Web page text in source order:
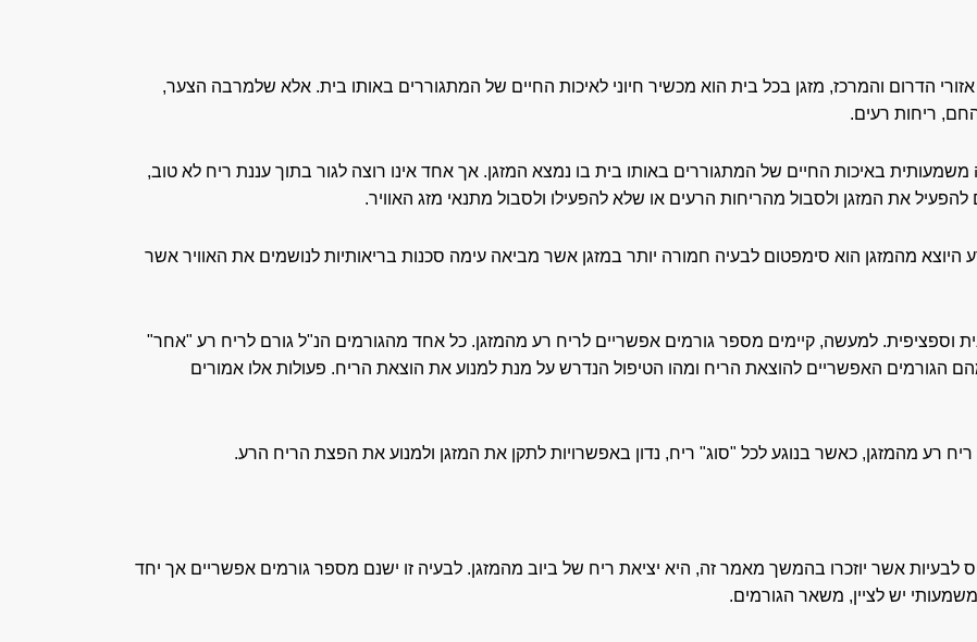
הדרום והמרכז, מזגן בכל בית הוא מכשיר חיוני לאיכות החיים של המתגוררים באותו בית. אלא שלמרבה הצער,
ריחות רעים.
משמעותית באיכות החיים של המתגוררים באותו בית בו נמצא המזגן. אך אחד אינו רוצה לגור בתוך עננת ריח לא טוב,
את המזגן ולסבול מהריחות הרעים או שלא להפעילו ולסבול מתנאי מזג האוויר.
היוצא מהמזגן הוא סימפטום לבעיה חמורה יותר במזגן אשר מביאה עימה סכנות בריאותיות לנושמים את האוויר אשר
וספציפית. למעשה, קיימים מספר גורמים אפשריים לריח רע מהמזגן. כל אחד מהגורמים הנ"ל גורם לריח רע "אחר"
הגורמים האפשריים להוצאת הריח ומהו הטיפול הנדרש על מנת למנוע את הוצאת הריח. פעולות אלו אמורים
רע מהמזגן, כאשר בנוגע לכל "סוג" ריח, נדון באפשרויות לתקן את המזגן ולמנוע את הפצת הריח הרע.
אשר יוזכרו בהמשך מאמר זה, היא יציאת ריח של ביוב מהמזגן. לבעיה זו ישנם מספר גורמים אפשריים אך יחד
יש לציין, משאר הגורמים.